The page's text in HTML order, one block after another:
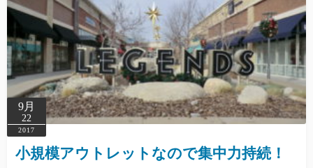
キ
プ
9月
22
2017
小規模アウトレットなので集中力持続！